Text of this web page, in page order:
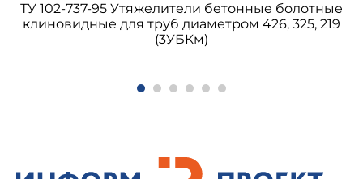
ТУ 102-737-95 Утяжелители бетонные болотные
клиновидные для труб диаметром 426, 325, 219
(3УБКм)